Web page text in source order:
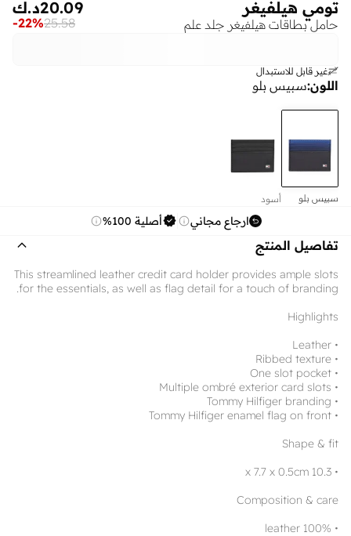
تومي هيلفيغر
حامل بطاقات هيلفيغر جلد علم
د.ك20.09
25.58
-22%
غير قابل للاستبدال
اللون:سبيس بلو
سبيس بلو أسود
ارجاع مجاني أصلية 100%
تفاصيل المنتج
This streamlined leather credit card holder provides ample slots
for the essentials, as well as flag detail for a touch of branding.
Highlights
• Leather
• Ribbed texture
• One slot pocket
• Multiple ombré exterior card slots
• Tommy Hilfiger branding
• Tommy Hilfiger enamel flag on front
Shape & fit
• 10.3 x 7.7 x 0.5cm
Composition & care
• 100% leather